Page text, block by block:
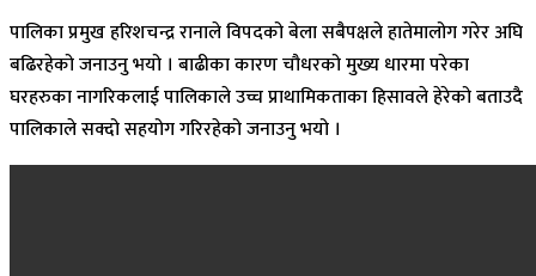
पालिका प्रमुख हरिशचन्द्र रानाले विपदको बेला सबैपक्षले हातेमालोग गरेर अघि
बढिरहेको जनाउनु भयो । बाढीका कारण चौधरको मुख्य धारमा परेका
घरहरुका नागरिकलाई पालिकाले उच्च प्राथामिकताका हिसावले हेरेको बताउदै
पालिकाले सक्दो सहयोग गरिरहेको जनाउनु भयो ।